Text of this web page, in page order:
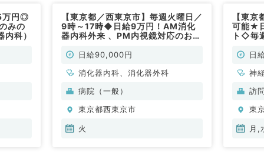
万円◎
みの
科）
【東京都／西東京市】毎週火曜日／
9時～17時◆日給9万円！AM消化
器内科外来 、PM内視鏡対応のお仕
日給90,000円
消化器内科、消化器外科
病院（一般）
東京都西東京市
火
【東
可能★
ト◇毎
可能日
神
循
科
訪
東
月,